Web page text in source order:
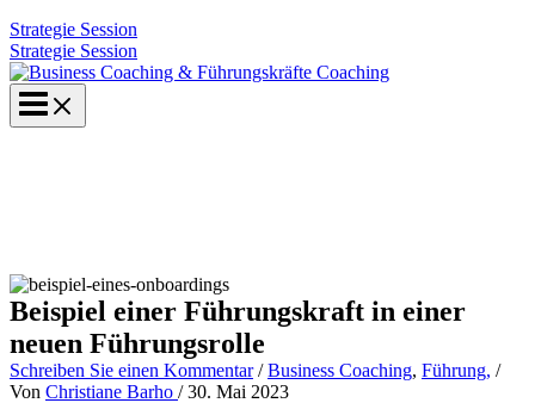
Strategie Session
Strategie Session
Beispiel einer Führungskraft in einer
neuen Führungsrolle
Schreiben Sie einen Kommentar /Business Coaching, Führung, /
Von Christiane Barho /30. Mai 2023